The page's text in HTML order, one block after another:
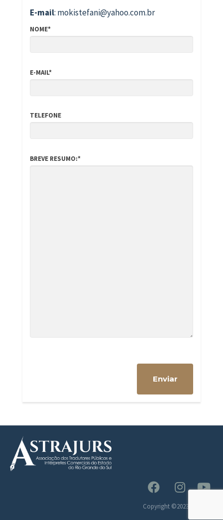
E-mail: mokistefani@yahoo.com.br
NOME*
E-MAIL*
TELEFONE
BREVE RESUMO:*
Copyright ©2023 Astrajurs